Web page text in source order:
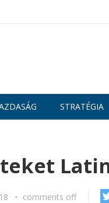
STRATÉGIA
comments off